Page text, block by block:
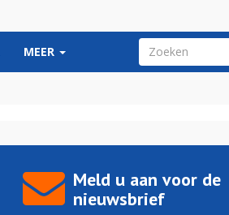
MEER ZOEKVELD
Meld u aan voor de
nieuwsbrief